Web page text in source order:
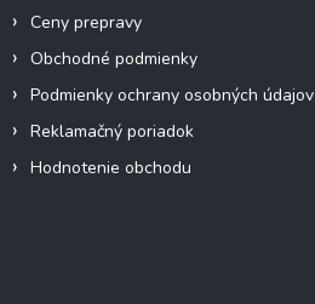
Ceny prepravy
Obchodné podmienky
Podmienky ochrany osobných údajov
Reklamačný poriadok
Hodnotenie obchodu